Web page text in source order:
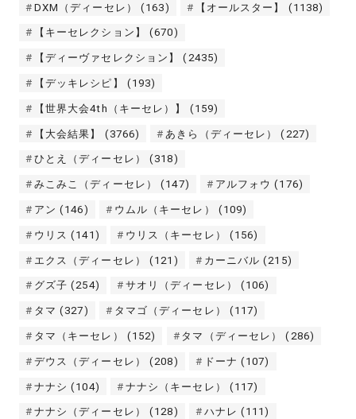
DXM（ディーセレ） (163) 【オールスター】 (1138)
【キーセレクション】 (670)
【ディーヴァセレクション】 (2435)
【デッキレシピ】 (193)
【世界大会4th（キーセレ）】 (159)
【大会結果】 (3766) あきら（ディーセレ） (227)
ひとえ（ディーセレ） (318)
みこみこ（ディーセレ） (147) アルフォウ (176)
アン (146) ウムル（キーセレ） (109)
ウリス (141) ウリス（キーセレ） (156)
エクス（ディーセレ） (121) カーニバル (215)
グズ子 (254) サオリ（ディーセレ） (106)
タマ (327) タマゴ（ディーセレ） (117)
タマ（キーセレ） (152) タマ（ディーセレ） (286)
デウス（ディーセレ） (208) ドーナ (107)
ナナシ (104) ナナシ（キーセレ） (117)
ナナシ（ディーセレ） (128) ハナレ (111)